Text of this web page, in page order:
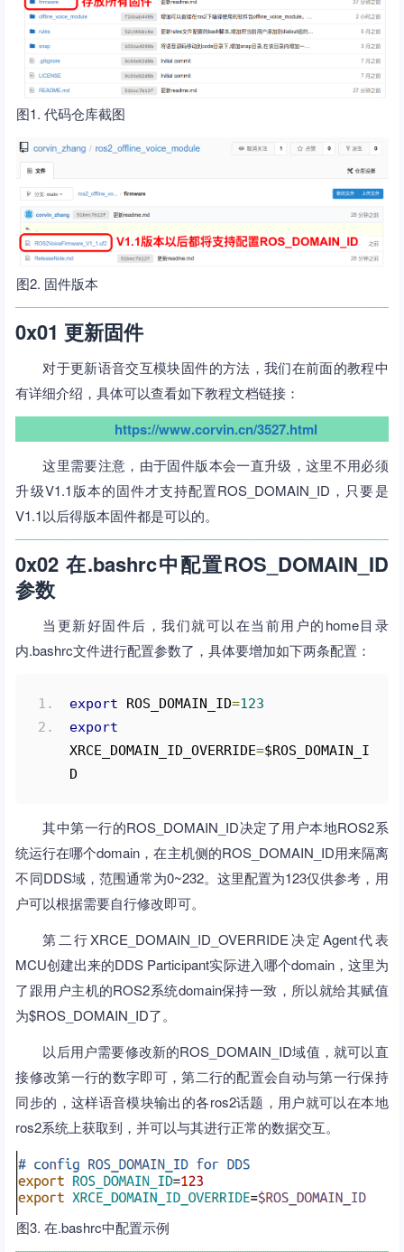
图1. 代码仓库截图
图2. 固件版本
0x01 更新固件
对于更新语音交互模块固件的方法，我们在前面的教程中
有详细介绍，具体可以查看如下教程文档链接：
https://www.corvin.cn/3527.html
这里需要注意，由于固件版本会一直升级，这里不用必须
升级V1.1版本的固件才支持配置ROS_DOMAIN_ID，只要是
V1.1以后得版本固件都是可以的。
0x02 在.bashrc中配置ROS_DOMAIN_ID
参数
当更新好固件后，我们就可以在当前用户的home目录
内.bashrc文件进行配置参数了，具体要增加如下两条配置：
export ROS_DOMAIN_ID=123
export
XRCE_DOMAIN_ID_OVERRIDE=$ROS_DOMAIN_I
D
其中第一行的ROS_DOMAIN_ID决定了用户本地ROS2系
统运行在哪个domain，在主机侧的ROS_DOMAIN_ID用来隔离
不同DDS域，范围通常为0~232。这里配置为123仅供参考，用
户可以根据需要自行修改即可。
第二行XRCE_DOMAIN_ID_OVERRIDE决定Agent代表
MCU创建出来的DDS Participant实际进入哪个domain，这里为
了跟用户主机的ROS2系统domain保持一致，所以就给其赋值
为$ROS_DOMAIN_ID了。
以后用户需要修改新的ROS_DOMAIN_ID域值，就可以直
接修改第一行的数字即可，第二行的配置会自动与第一行保持
同步的，这样语音模块输出的各ros2话题，用户就可以在本地
ros2系统上获取到，并可以与其进行正常的数据交互。
图3. 在.bashrc中配置示例